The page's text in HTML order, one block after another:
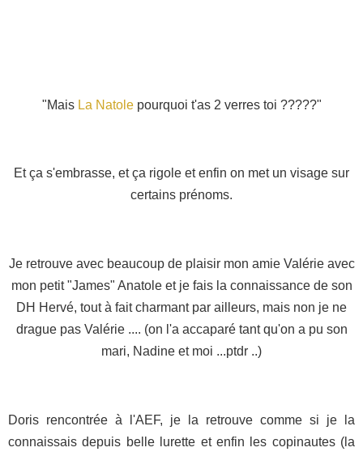
"Mais La Natolepourquoi t'as 2 verres toi ?????"
Et ça s'embrasse, et ça rigole et enfin on met un visage sur
certains prénoms.
Je retrouve avec beaucoup de plaisir mon amie Valérie avec
mon petit "James" Anatole et je fais la connaissance de son
DH Hervé, tout à fait charmant par ailleurs, mais non je ne
drague pas Valérie .... (on l'a accaparé tant qu'on a pu son
mari, Nadine et moi ...ptdr ..)
Doris rencontrée à l'AEF, je la retrouve comme si je la
connaissais depuis belle lurette et enfin les copinautes (la